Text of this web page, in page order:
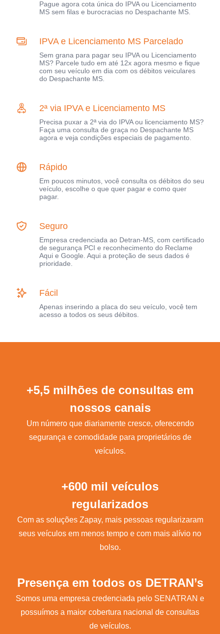
Pague agora cota única do IPVA ou Licenciamento
MS sem filas e burocracias no Despachante MS.
IPVA e Licenciamento MS Parcelado
Sem grana para pagar seu IPVA ou Licenciamento
MS? Parcele tudo em até 12x agora mesmo e fique
com seu veículo em dia com os débitos veiculares
do Despachante MS.
2ª via IPVA e Licenciamento MS
Precisa puxar a 2ª via do IPVA ou licenciamento MS?
Faça uma consulta de graça no Despachante MS
agora e veja condições especiais de pagamento.
Rápido
Em poucos minutos, você consulta os débitos do seu
veículo, escolhe o que quer pagar e como quer
pagar.
Seguro
Empresa credenciada ao Detran-MS, com certificado
de segurança PCI e reconhecimento do Reclame
Aqui e Google. Aqui a proteção de seus dados é
prioridade.
Fácil
Apenas inserindo a placa do seu veículo, você tem
acesso a todos os seus débitos.
+5,5 milhões de consultas em
nossos canais
Um número que diariamente cresce, oferecendo
segurança e comodidade para proprietários de
veículos.
+600 mil veículos
regularizados
Com as soluções Zapay, mais pessoas regularizaram
seus veículos em menos tempo e com mais alívio no
bolso.
Presença em todos os DETRAN’s
Somos uma empresa credenciada pelo SENATRAN e
possuímos a maior cobertura nacional de consultas
de veículos.